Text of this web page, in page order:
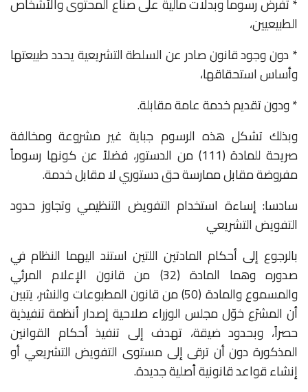
الطبيعيين،
* دون وجود قانون صادر عن السلطة التشريعية يحدد طبيعتها
وأساس استحقاقها،
* ودون تقديم خدمة عامة مقابلة.
وبذلك تشكل هذه الرسوم جباية غير مشروعة ومخالفة
صريحة للمادة (111) من الدستور، فضلاً عن كونها رسوماً
مفروضة مقابل ممارسة حق دستوري لا مقابل خدمة.
سادسا: إساءة استخدام التفويض التنظيمي وتجاوز حدود
التفويض التشريعي
بالرجوع إلى أحكام المادتين اللتين استند اليهما النظام في
صدوره وهما المادة (32) من قانون الإعلام المرئي
والمسموع والمادة (50) من قانون المطبوعات والنشر، يتبين
أن المشرّع خوّل مجلس الوزراء صلاحية إصدار أنظمة تنفيذية
حصراً، وبحدود ضيقة، تهدف إلى تنفيذ أحكام القوانين
المذكورة دون أن ترقى إلى مستوى التفويض التشريعي أو
إنشاء قواعد قانونية أصلية جديدة.